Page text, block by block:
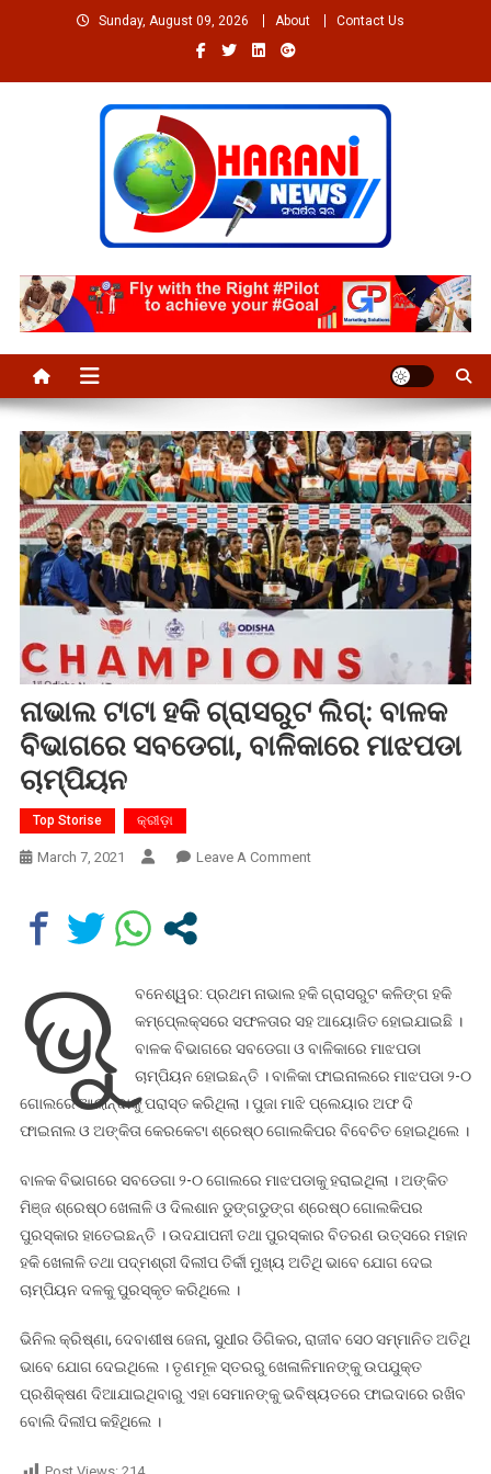
Sunday, August 09, 2026 About Contact Us
Welcome to Dharaninews
ନାଭାଲ ଟାଟା ହକି ଗ୍ରାସରୁଟ ଲିଗ୍‌: ବାଳକ
ବିଭାଗରେ ସବଡେଗା, ବାଳିକାରେ ମାଝପଡା
ଚାମ୍ପିୟନ
Top Storise କ୍ରୀଡ଼ା
March 7, 2021 Leave A CommentOn
ଲିଗ୍‌:
ବାଳକ
ବିଭାଗରେ
ସବଡେଗା,
ବାଳିକାରେ
ମାଝପଡା
ଚାମ୍ପିୟନ
ଭୁ
ବନେଶ୍ୱର: ପ୍ରଥମ ନାଭାଲ ହକି ଗ୍ରାସରୁଟ କଳିଙ୍ଗ ହକି
କମ୍ପେ୍ଲକ୍ସରେ ସଫଳତାର ସହ ଆୟୋଜିତ ହୋଇଯାଇଛି ।
ବାଳକ ବିଭାଗରେ ସବଡେଗା ଓ ବାଳିକାରେ ମାଝପଡା
ଚାମ୍ପିୟନ ହୋଇଛନ୍ତି । ବାଳିକା ଫାଇନାଲରେ ମାଝପଡା ୨-୦
ଗୋଲରେ ଆଲାନ୍ଦାକୁ ପରାସ୍ତ କରିଥିଲା । ପୁଜା ମାଝି ପ୍ଲେୟାର ଅଫ ଦି
ଫାଇନାଲ ଓ ଅଙ୍କିତା କେରକେଟା ଶ୍ରେଷ୍ଠ ଗୋଲକିପର ବିବେଚିତ ହୋଇଥିଲେ ।
ବାଳକ ବିଭାଗରେ ସବଡେଗା ୨-୦ ଗୋଲରେ ମାଝପଡାକୁ ହରାଇଥିଲା । ଅଙ୍କିତ
ମିଞ୍ଜ ଶ୍ରେଷ୍ଠ ଖେଳାଳି ଓ ଦିଲଶାନ ଡୁଙ୍ଗଡୁଙ୍ଗ ଶ୍ରେଷ୍ଠ ଗୋଲକିପର
ପୁରସ୍କାର ହାତେଇଛନ୍ତି । ଉଦଯାପନୀ ତଥା ପୁରସ୍କାର ବିତରଣ ଉତ୍ସରେ ମହାନ
ହକି ଖେଳାଳି ତଥା ପଦ୍ମଶ୍ରୀ ଦିଲୀପ ତିର୍କୀ ମୁଖ୍ୟ ଅତିଥି ଭାବେ ଯୋଗ ଦେଇ
ଚାମ୍ପିୟନ ଦଳକୁ ପୁରସ୍କୃତ କରିଥିଲେ ।
ଭିନିଲ କ୍ରିଷ୍ଣା, ଦେବାଶୀଷ ଜେନା, ସୁଧୀର ଡିଗିକର, ରାଜୀବ ସେଠ ସମ୍ମାନିତ ଅତିଥି
ଭାବେ ଯୋଗ ଦେଇଥିଲେ । ତୃଣମୂଳ ସ୍ତରରୁ ଖେଳାଳିମାନଙ୍କୁ ଉପଯୁକ୍ତ
ପ୍ରଶିକ୍ଷଣ ଦିଆଯାଇଥିବାରୁ ଏହା ସେମାନଙ୍କୁ ଭବିଷ୍ୟତରେ ଫାଇଦାରେ ରଖିବ
ବୋଲି ଦିଲୀପ କହିଥିଲେ ।